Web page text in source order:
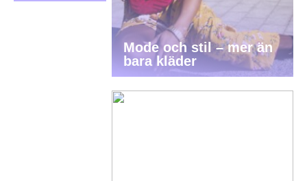
Mode och stil – mer än
bara kläder